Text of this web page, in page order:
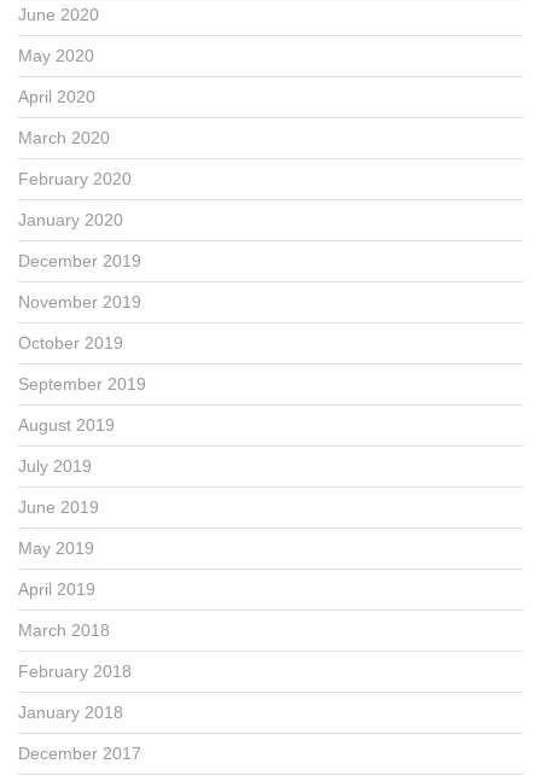
June 2020
May 2020
April 2020
March 2020
February 2020
January 2020
December 2019
November 2019
October 2019
September 2019
August 2019
July 2019
June 2019
May 2019
April 2019
March 2018
February 2018
January 2018
December 2017